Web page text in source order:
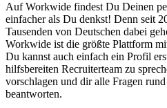
Auf Workwide findest Du Deinen
einfacher als Du denkst! Denn seit
Tausenden von Deutschen dabei
Workwide ist die größte Plattform
Du kannst auch einfach ein Profil
hilfsbereiten Recruiterteam zu
vorschlagen und dir alle Fragen
beantworten.